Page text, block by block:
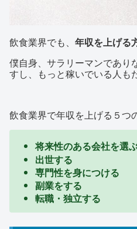
飲食業界でも、 年収を上げる
僕自身、サラリーマンであり
すし、もっと稼いでいる人も
飲食業界で年収を上げる５つ
将来性のある会社を選
出世する
専門性を身につける
副業をする
転職・独立する